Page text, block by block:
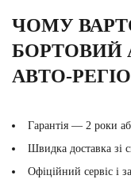
ЧОМУ
БОРТОВИЙ
АВТО-
Гарантія — 2 роки
Швидка доставка зі
Офіційний сервіс і